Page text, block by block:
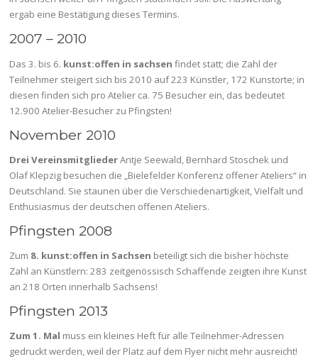
ergab eine Bestätigung dieses Termins.
2007 – 2010
Das 3. bis 6. kunst:offen in sachsen findet statt; die Zahl der
Teilnehmer steigert sich bis 2010 auf 223 Künstler, 172 Kunstorte; in
diesen finden sich pro Atelier ca. 75 Besucher ein, das bedeutet
12.900 Atelier-Besucher zu Pfingsten!
November 2010
Drei VereinsmitgliederAntje Seewald, Bernhard Stoschek und
Olaf Klepzig besuchen die „Bielefelder Konferenz offener Ateliers“ in
Deutschland. Sie staunen über die Verschiedenartigkeit, Vielfalt und
Enthusiasmus der deutschen offenen Ateliers.
Pfingsten 2008
Zum 8. kunst:offen in Sachsen beteiligt sich die bisher höchste
Zahl an Künstlern: 283 zeitgenössisch Schaffende zeigten ihre Kunst
an 218 Orten innerhalb Sachsens!
Pfingsten 2013
Zum 1. Mal muss ein kleines Heft für alle Teilnehmer-Adressen
gedruckt werden, weil der Platz auf dem Flyer nicht mehr ausreicht!